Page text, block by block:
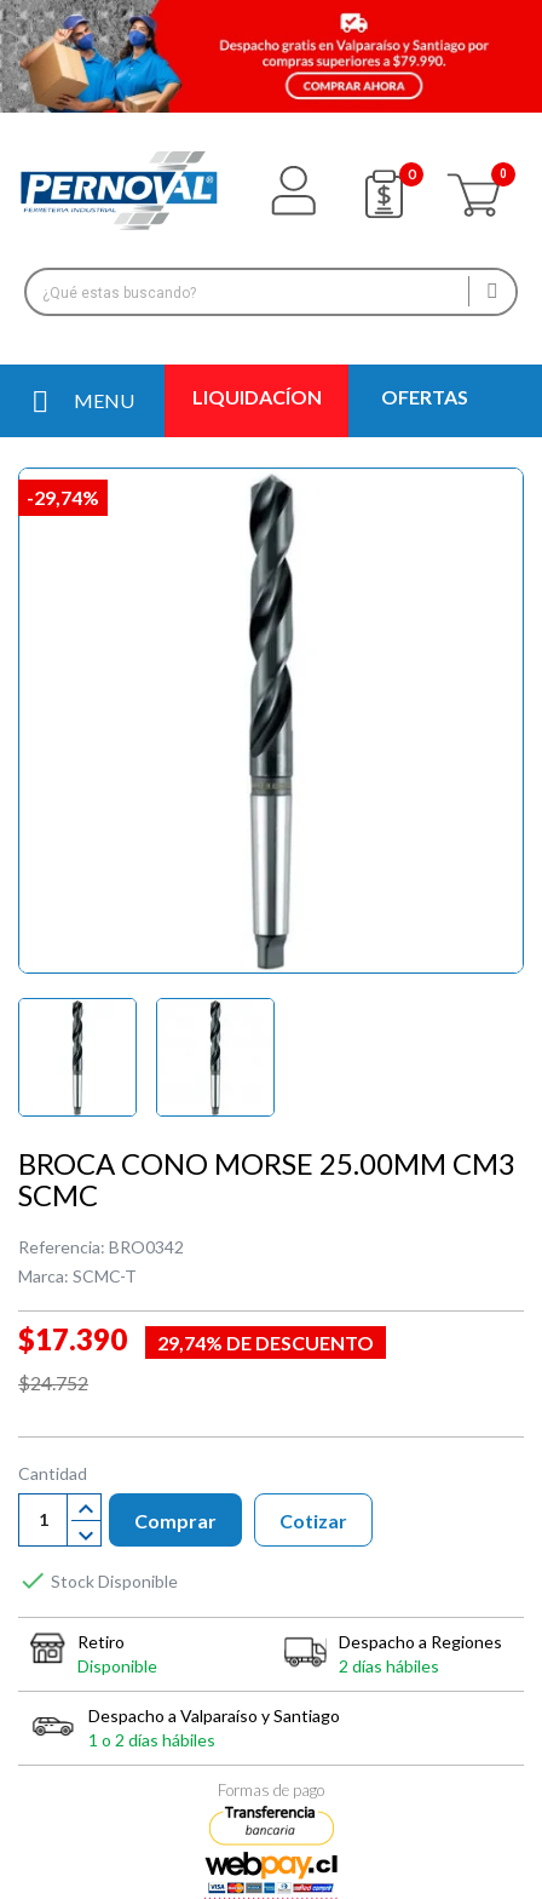
0
MENU LIQUIDACÍON OFERTAS
-29,74%
BROCA CONO MORSE 25.00MM CM3
SCMC
Referencia: BRO0342
Marca: SCMC-T
$17.390
29,74% DE DESCUENTO
$24.752
Cantidad
Comprar
 Stock Disponible
Cotizar
Retiro
Disponible
Despacho a Regiones
2 días hábiles
Despacho a Valparaíso y Santiago
1 o 2 días hábiles
Formas de pago